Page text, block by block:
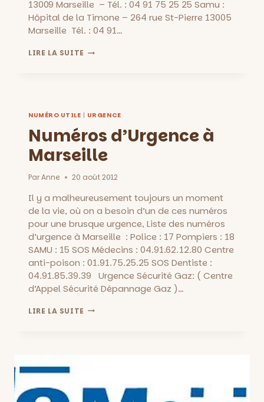
13009 Marseille – Tél. : 04 91 75 25 25 Samu :
Hôpital de la Timone – 264 rue St-Pierre 13005
Marseille Tél. : 04 91…
LIRE LA SUITE SERVICES
NUMÉRO UTILE | URGENCE
Numéros d’Urgence à
Marseille
ParAnne 20 août 2012
Il y a malheureusement toujours un moment
de la vie, où on a besoin d’un de ces numéros
pour une brusque urgence, Liste des numéros
d’urgence à Marseille : Police : 17 Pompiers : 18
SAMU : 15 SOS Médecins : 04.91.62.12.80 Centre
anti-poison : 01.91.75.25.25 SOS Dentiste :
04.91.85.39.39 Urgence Sécurité Gaz: ( Centre
d’Appel Sécurité Dépannage Gaz )…
LIRE LA SUITE NUMÉROS